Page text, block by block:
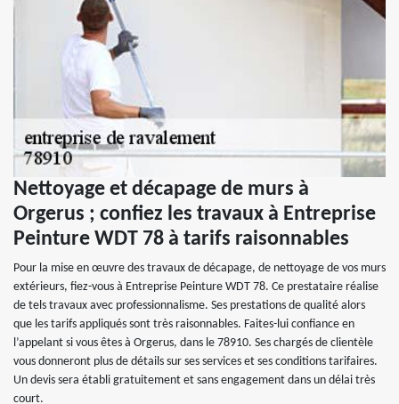
Nettoyage et décapage de murs à
Orgerus ; confiez les travaux à Entreprise
Peinture WDT 78 à tarifs raisonnables
Pour la mise en œuvre des travaux de décapage, de nettoyage de vos murs
extérieurs, fiez-vous à Entreprise Peinture WDT 78. Ce prestataire réalise
de tels travaux avec professionnalisme. Ses prestations de qualité alors
que les tarifs appliqués sont très raisonnables. Faites-lui confiance en
l’appelant si vous êtes à Orgerus, dans le 78910. Ses chargés de clientèle
vous donneront plus de détails sur ses services et ses conditions tarifaires.
Un devis sera établi gratuitement et sans engagement dans un délai très
court.